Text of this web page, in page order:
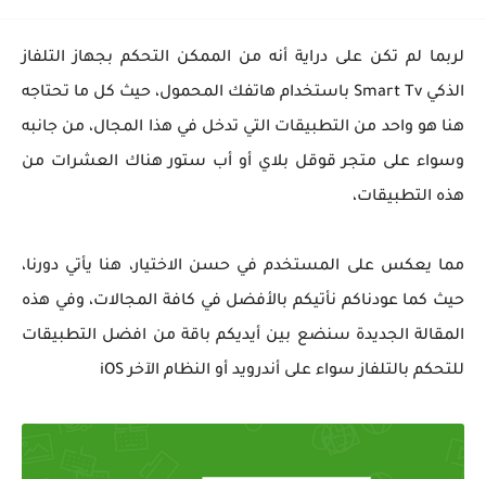
لربما لم تكن على دراية أنه من الممكن التحكم بجهاز التلفاز
الذكي Smart Tv باستخدام هاتفك المحمول، حيث كل ما تحتاجه
هنا هو واحد من التطبيقات التي تدخل في هذا المجال، من جانبه
وسواء على متجر قوقل بلاي أو أب ستور هناك العشرات من
هذه التطبيقات،
مما يعكس على المستخدم في حسن الاختيار، هنا يأتي دورنا،
حيث كما عودناكم نأتيكم بالأفضل في كافة المجالات، وفي هذه
المقالة الجديدة سنضع بين أيديكم باقة من افضل التطبيقات
للتحكم بالتلفاز سواء على أندرويد أو النظام الآخر iOS